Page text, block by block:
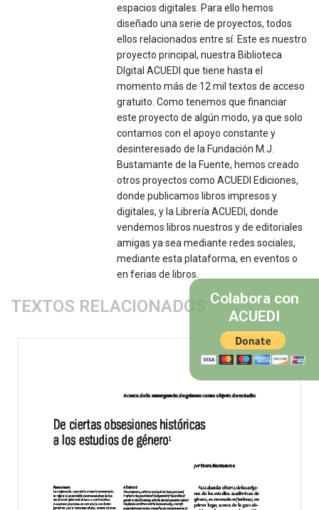
espacios digitales. Para ello hemos
diseñado una serie de proyectos, todos
ellos relacionados entre sí. Este es nuestro
proyecto principal, nuestra Biblioteca
DIgital ACUEDI que tiene hasta el
momento más de 12 mil textos de acceso
gratuito. Como tenemos que financiar
este proyecto de algún modo, ya que solo
contamos con el apoyo constante y
desinteresado de la Fundación M.J.
Bustamante de la Fuente, hemos creado
otros proyectos como ACUEDI Ediciones,
donde publicamos libros impresos y
digitales, y la Librería ACUEDI, donde
vendemos libros nuestros y de editoriales
amigas ya sea mediante redes sociales,
mediante esta plataforma, en eventos o
en ferias de libros.
TEXTOS RELACIONADOS
Colabora con
ACUEDI